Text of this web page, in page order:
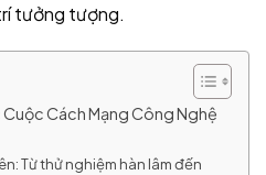
tưởng tượng.
Cuộc Cách Mạng Công Nghệ
Từ thử nghiệm hàn lâm đến